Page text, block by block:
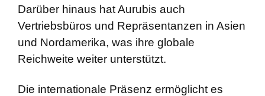
Darüber hinaus hat Aurubis auch
Vertriebsbüros und Repräsentanzen in Asien
und Nordamerika, was ihre globale
Reichweite weiter unterstützt.
Die internationale Präsenz ermöglicht es